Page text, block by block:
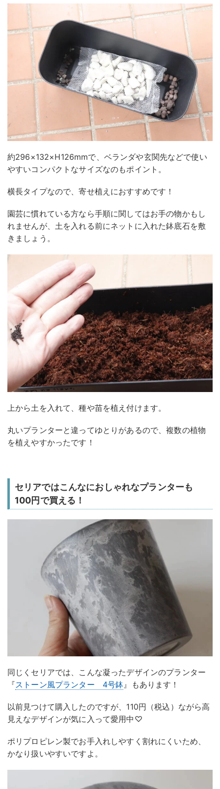
約296×132×H126mmで、ベランダや玄関先などで使い
やすいコンパクトなサイズなのもポイント。
横長タイプなので、寄せ植えにおすすめです！
園芸に慣れている方なら手順に関してはお手の物かもし
れませんが、土を入れる前にネットに入れた鉢底石を敷
きましょう。
上から土を入れて、種や苗を植え付けます。
丸いプランターと違ってゆとりがあるので、複数の植物
を植えやすかったです！
セリアではこんなにおしゃれなプランターも
100円で買える！
同じくセリアでは、こんな凝ったデザインのプランター
『ストーン風プランター 4号鉢』もあります！
以前見つけて購入したのですが、110円（税込）ながら高
見えなデザインが気に入って愛用中♡
ポリプロピレン製でお手入れしやすく割れにくいため、
かなり扱いやすいですよ。